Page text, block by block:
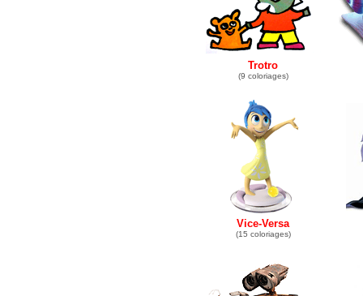
Trotro
(9 coloriages)
Vice-Versa
(15 coloriages)